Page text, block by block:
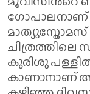
ഗോപാലനാണ്
ചിത്രത്തിലെ
കുരിശു
കാണാനാണ്